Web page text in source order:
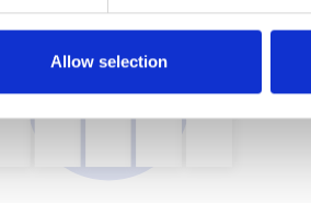
Allow selection